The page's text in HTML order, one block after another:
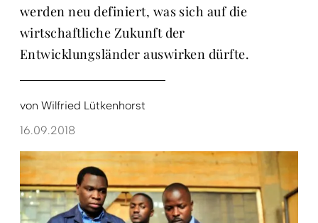
werden neu definiert, was sich auf die
wirtschaftliche Zukunft der
Entwicklungsländer auswirken dürfte.
von Wilfried Lütkenhorst
16.09.2018